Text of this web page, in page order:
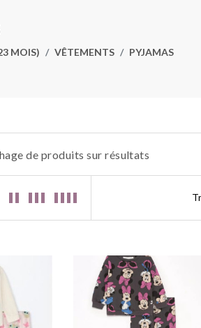
MOIS) VÊTEMENTS PYJAMAS
de produits sur résultats